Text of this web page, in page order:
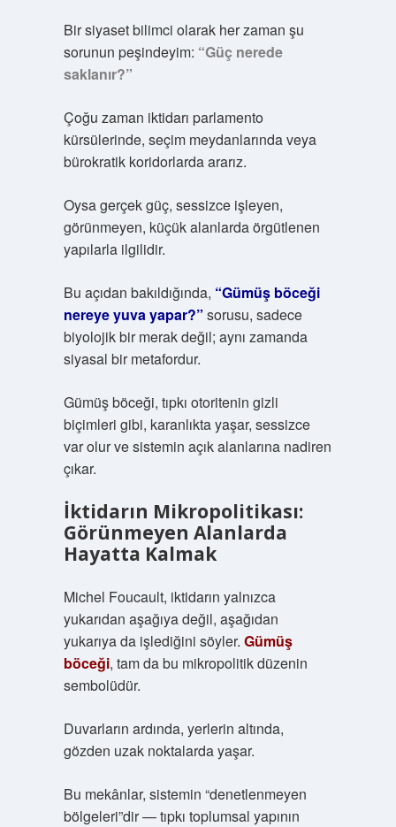
Bir siyaset bilimci olarak her zaman şu
sorunun peşindeyim: “Güç nerede
saklanır?”
Çoğu zaman iktidarı parlamento
kürsülerinde, seçim meydanlarında veya
bürokratik koridorlarda ararız.
Oysa gerçek güç, sessizce işleyen,
görünmeyen, küçük alanlarda örgütlenen
yapılarla ilgilidir.
Bu açıdan bakıldığında, “Gümüş böceği
nereye yuva yapar?” sorusu, sadece
biyolojik bir merak değil; aynı zamanda
siyasal bir metafordur.
Gümüş böceği, tıpkı otoritenin gizli
biçimleri gibi, karanlıkta yaşar, sessizce
var olur ve sistemin açık alanlarına nadiren
çıkar.
İktidarın Mikropolitikası:
Görünmeyen Alanlarda
Hayatta Kalmak
Michel Foucault, iktidarın yalnızca
yukarıdan aşağıya değil, aşağıdan
yukarıya da işlediğini söyler. Gümüş
böceği, tam da bu mikropolitik düzenin
sembolüdür.
Duvarların ardında, yerlerin altında,
gözden uzak noktalarda yaşar.
Bu mekânlar, sistemin “denetlenmeyen
bölgeleri”dir — tıpkı toplumsal yapının